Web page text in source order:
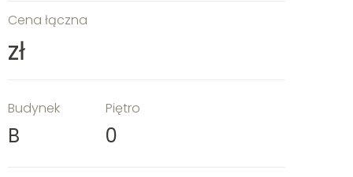
Cena łączna
zł
Budynek
B
Piętro
0